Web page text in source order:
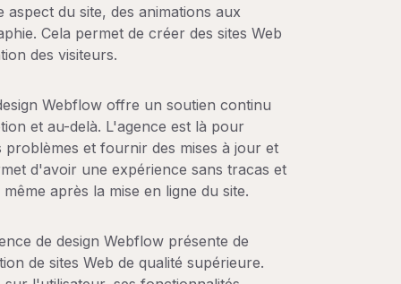
du site, des animations aux
Cela permet de créer des sites Web
des visiteurs.
Webflow offre un soutien continu
et au-delà. L'agence est là pour
et fournir des mises à jour et
d'avoir une expérience sans tracas et
après la mise en ligne du site.
de design Webflow présente de
de sites Web de qualité supérieure.